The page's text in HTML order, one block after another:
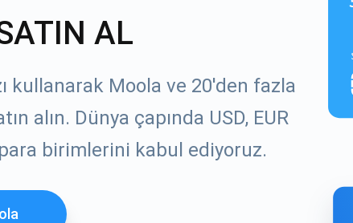
AL
kullanarak Moola ve 20'den fazla
alın. Dünya çapında USD, EUR
birimlerini kabul ediyoruz.